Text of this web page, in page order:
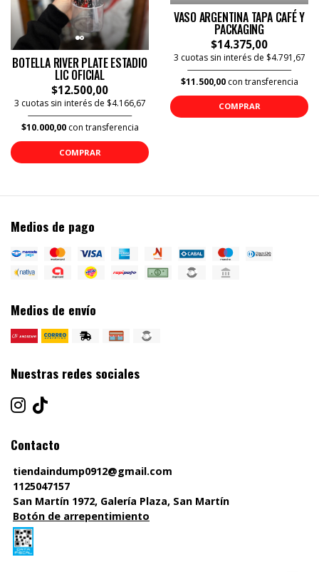
BOTELLA RIVER PLATE ESTADIO
LIC OFICIAL
$12.500,00
3 cuotas sin interés de $4.166,67
$10.000,00con transferencia
COMPRAR
VASO ARGENTINA TAPA CAFÉ Y
PACKAGING
$14.375,00
3 cuotas sin interés de $4.791,67
$11.500,00con transferencia
COMPRAR
Medios de pago
Medios de envío
Nuestras redes sociales
Contacto
tiendaindump0912@gmail.com
1125047157
San Martín 1972, Galería Plaza, San Martín
Botón de arrepentimiento